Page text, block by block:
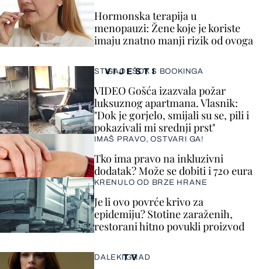
VIJESTI
STIGAO I ŠOK S BOOKINGA
VIDEO Gošća izazvala požar
luksuznog apartmana. Vlasnik:
"Dok je gorjelo, smijali su se, pili i
pokazivali mi srednji prst"
IMAŠ PRAVO, OSTVARI GA!
Tko ima pravo na inkluzivni
dodatak? Može se dobiti i 720 eura
KRENULO OD BRZE HRANE
Je li ovo povrće krivo za
epidemiju? Stotine zaraženih,
restorani hitno povukli proizvod
Hormonska terapija u
menopauzi: Žene koje je koriste
imaju znatno manji rizik od ovoga
TV
DALEKI GRAD